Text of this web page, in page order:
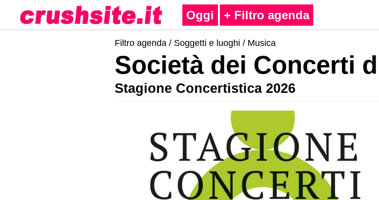
Oggi + Filtro agenda
Filtro agenda / Soggetti e luoghi / Musica
Società dei Concerti
Stagione Concertistica 2026